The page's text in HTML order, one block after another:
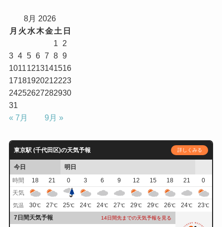
8月 2026
月 火 水木金土 日
1
2
3 4 5 6 7 8 9
10111213141516
17181920212223
24252627282930
31
« 7月
9月 »
東京駅 (千代田区)の天気予報 詳しくみる
今日
明日
時間
18 21 0 3 6 9 12 15 18 21
0
天気
気温 30℃ 27℃ 25℃ 24℃ 24℃ 27℃ 29℃ 29℃ 26℃ 24℃ 23℃
7日間天気予報 14日間先までの天気予報を見る